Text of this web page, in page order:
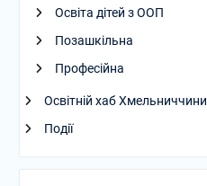
Освіта дітей з ООП
Позашкільна
Професійна
Освітній хаб Хмельниччини
Події